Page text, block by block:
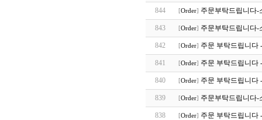
844 [Order] 주문부탁드립니다-
843 [Order] 주문부탁드립니다-
842 [Order] 주문 부탁드립니다
841 [Order] 주문 부탁드립니다
840 [Order] 주문 부탁드립니다
839 [Order] 주문부탁드립니다-
838 [Order] 주문 부탁드립니다